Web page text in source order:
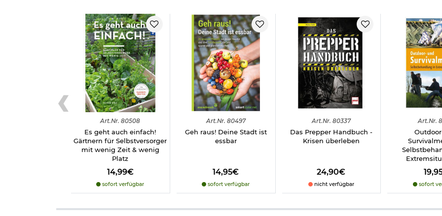
319 Seiten
durchgehend farbig illustriert
Autor: Lars Konarek
Gewicht: 774 g
Format: 17 x 22 cm
ISBN: 978-3-86445-566-4
Verlag: Kopp Verlag
Herstellerinformationen
Art.Nr. 80508
Es geht auch einfach!
Gärtnern für Selbstversorger
mit wenig Zeit & wenig
Platz
14,99€
sofort verfügbar
Art.Nr. 80497
Geh raus! Deine Stadt ist
essbar
14,95€
sofort verfügbar
Art.Nr. 80337
Das Prepper Handbuch -
Krisen überleben
24,90€
nicht verfügbar
Art.Nr.
sofort